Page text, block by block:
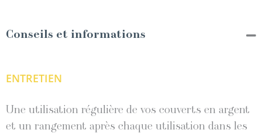
Conseils et informations
ENTRETIEN
Une utilisation régulière de vos couverts en argent
et un rangement après chaque utilisation dans les